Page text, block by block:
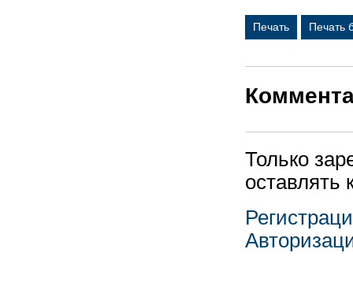
Печать Печать
Только
оставлять